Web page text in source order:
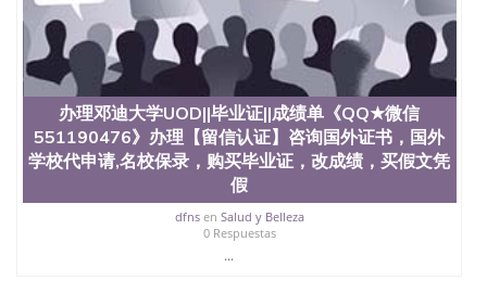
位、声誉、实习机会和影响力的高等教育机构，并获
誉为美国本科教育质量的核心代表。其计算机系与会
计系更是在当今美国大学教学排名中表现优异。其毕
业生大多可以在其所处地域的世界硅谷中心得到工作
机会。许多硅谷公司甚至在学生大三和大四的学期提
供许多相应科系的实习机会。无论是加州大学系统
(UC)，还是加州州立大学系统(CSU), 圣何塞州立大学
都占据着加州所有大学中的地理位置。 圣何塞州立大
学座落于硅谷(Silicon Valley), 于附近的旧金山-圣何塞
地区为全美的重要科技中心。约有学生三万人，超过
134种学士学科和65个硕士学科，并有来自世界60余
办理邓迪大学UOD||毕业证||成绩单《QQ★微信
551190476》办理【留信认证】咨询国外证书，国外
学校代申请,名校保录，购买毕业证，改成绩，买假文凭
假
dfnsen Salud y Belleza
0 Respuestas
...